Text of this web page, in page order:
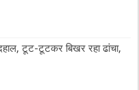
टूट-टूटकर बिखर रहा ढांचा,